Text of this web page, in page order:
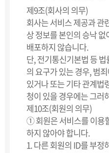
제9조(회사의 의무)
회사는 서비스 제공과 관
상 정보를 본인의 승낙
배포하지 않습니다.
단, 전기통신기본법 등
의 요구가 있는 경우, 범
있거나 또는 기타 관계법
청이 있을 경우에는 그러
제10조(회원의 의무)
① 회원은 서비스를 이용
하지 않아야 합니다.
1. 다른 회원의 ID를 부정